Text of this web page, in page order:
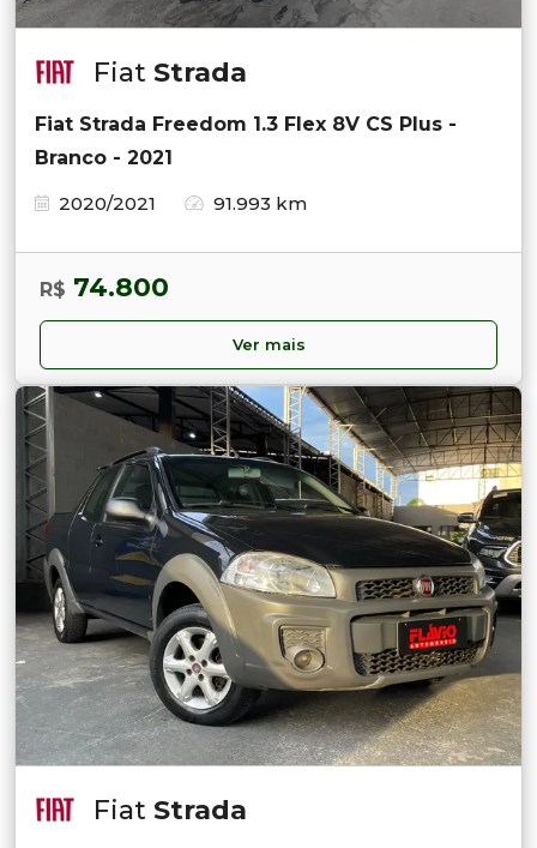
Fiat Strada
Fiat Strada Freedom 1.3 Flex 8V CS Plus -
Branco - 2021
2020/2021
91.993 km
R$ 74.800
Ver mais
Fiat Strada